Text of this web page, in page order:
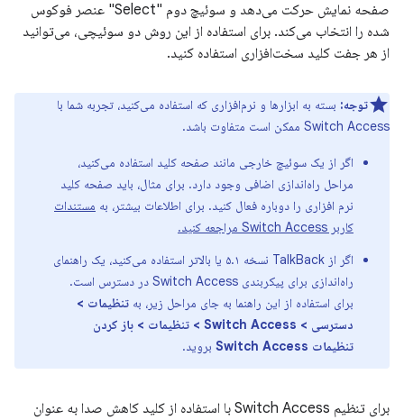
صفحه نمایش حرکت می‌دهد و سوئیچ دوم "Select" عنصر فوکوس
شده را انتخاب می‌کند. برای استفاده از این روش دو سوئیچی، می‌توانید
از هر جفت کلید سخت‌افزاری استفاده کنید.
توجه: بسته به ابزارها و نرم‌افزاری که استفاده می‌کنید، تجربه شما با
Switch Access ممکن است متفاوت باشد.
اگر از یک سوئیچ خارجی مانند صفحه کلید استفاده می‌کنید،
مراحل راه‌اندازی اضافی وجود دارد. برای مثال، باید صفحه کلید
نرم افزاری را دوباره فعال کنید. برای اطلاعات بیشتر، به مستندات
کاربر Switch Access مراجعه کنید.
اگر از TalkBack نسخه ۵.۱ یا بالاتر استفاده می‌کنید، یک راهنمای
راه‌اندازی برای پیکربندی Switch Access در دسترس است.
برای استفاده از این راهنما به جای مراحل زیر، به تنظیمات >
دسترسی > Switch Access > تنظیمات > باز کردن
تنظیمات Switch Access
بروید.
برای تنظیم Switch Access با استفاده از کلید کاهش صدا به عنوان